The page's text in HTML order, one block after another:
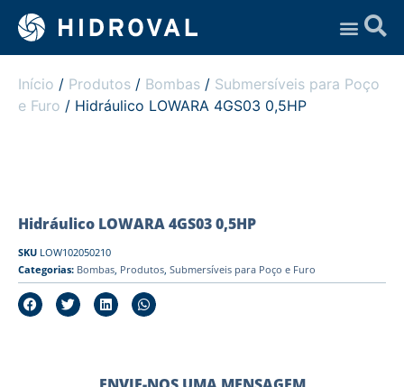
Início / Produtos / Bombas / Submersíveis para Poço
e Furo / Hidráulico LOWARA 4GS03 0,5HP
Hidráulico LOWARA 4GS03 0,5HP
SKU LOW102050210
Categorias: Bombas, Produtos, Submersíveis para Poço e Furo